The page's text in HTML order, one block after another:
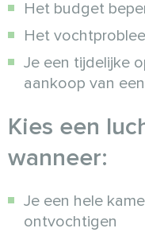
Het budget
Het
Je een tijdelijke
aankoop van
Kies een
wanneer:
Je een hele
ontvochtigen